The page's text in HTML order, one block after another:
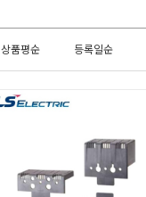
상품평순 등록일순